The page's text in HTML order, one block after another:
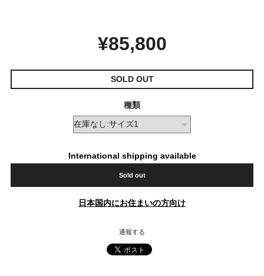
¥85,800
SOLD OUT
種類
International shipping available
Sold out
日本国内にお住まいの方向け
通報する